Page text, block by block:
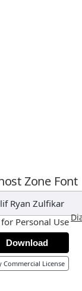
Zone Font
Ryan Zulfikar
for Personal Use
Download
Commercial License